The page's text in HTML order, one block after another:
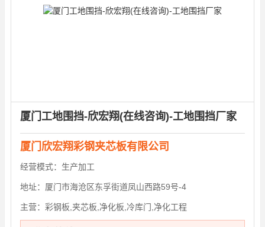
厦门工地围挡-欣宏翔(在线咨询)-工地围挡厂家
厦门欣宏翔彩钢夹芯板有限公司
经营模式： 生产加工
地址： 厦门市海沧区东孚街道凤山西路59号-4
主营： 彩钢板,夹芯板,净化板,冷库门,净化工程